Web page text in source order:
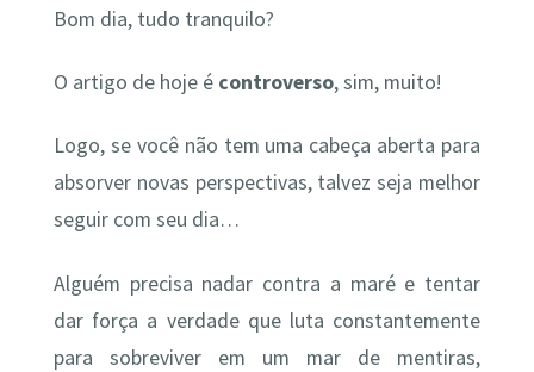
Bom dia, tudo tranquilo?
O artigo de hoje é controverso, sim, muito!
Logo, se você não tem uma cabeça aberta para
absorver novas perspectivas, talvez seja melhor
seguir com seu dia…
Alguém precisa nadar contra a maré e tentar
dar força a verdade que luta constantemente
para sobreviver em um mar de mentiras,